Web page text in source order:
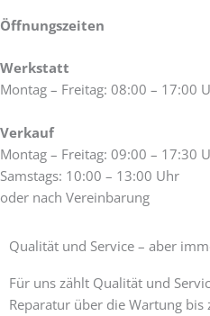
Öffnungszeiten
Werkstatt
Montag – Freitag: 08:00 – 17:00
Verkauf
Montag – Freitag: 09:00 – 17:30
Samstags: 10:00 – 13:00 Uhr
oder nach Vereinbarung
Qualität und Service – aber
Für uns zählt Qualität und
Reparatur über die Wartung